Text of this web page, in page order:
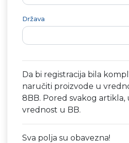
Država
Da bi registracija bila
naručiti proizvode u
8BB. Pored svakog artikla,
vrednost u BB.
Sva polja su obavezna!